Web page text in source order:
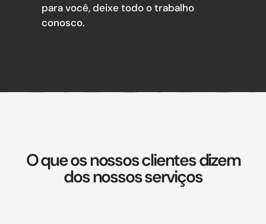
para você, deixe todo o trabalho
conosco.
O que os nossos clientes dizem
dos nossos serviços